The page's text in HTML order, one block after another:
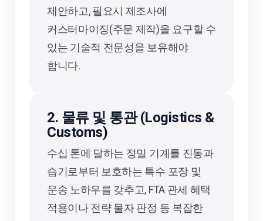
제안하고, 필요시 제조사에
커스터마이징(주문 제작)을 요구할 수
있는 기술적 전문성을 보유해야
합니다.
2. 물류 및 통관 (Logistics &
Customs)
수십 톤에 달하는 정밀 기계를 진동과
습기로부터 보호하는 특수 포장 및
운송 노하우를 갖추고, FTA 관세 혜택
적용이나 전략 물자 판정 등 복잡한